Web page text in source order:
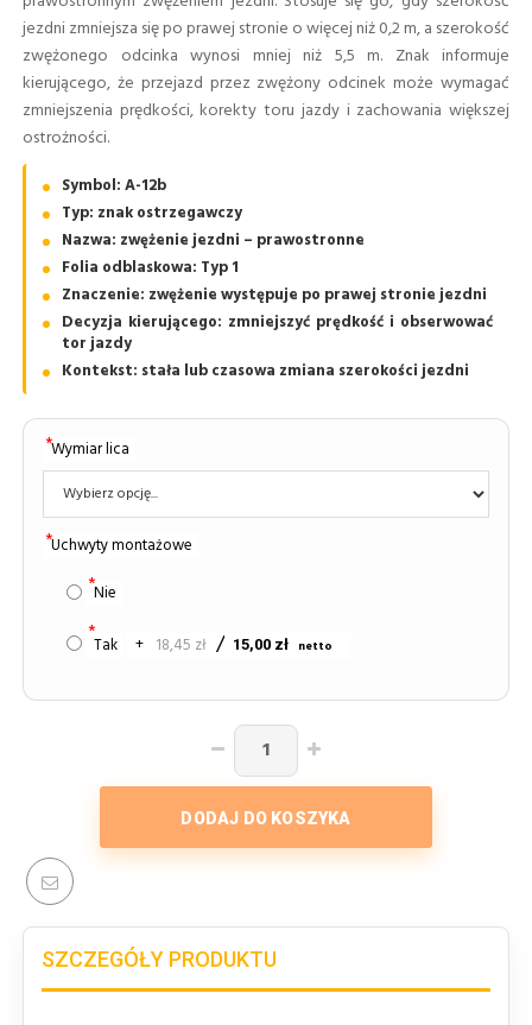
jezdni zmniejsza się po prawej stronie o więcej niż 0,2 m, a szerokość
zwężonego odcinka wynosi mniej niż 5,5 m. Znak informuje
kierującego, że przejazd przez zwężony odcinek może wymagać
zmniejszenia prędkości, korekty toru jazdy i zachowania większej
ostrożności.
Symbol: A-12b
Typ: znak ostrzegawczy
Nazwa: zwężenie jezdni – prawostronne
Folia odblaskowa: Typ 1
Znaczenie: zwężenie występuje po prawej stronie jezdni
Decyzja kierującego: zmniejszyć prędkość i obserwować
tor jazdy
Kontekst: stała lub czasowa zmiana szerokości jezdni
Wymiar lica
Uchwyty montażowe
Nie
Tak + 18,45 zł 15,00 zł
DODAJ DO KOSZYKA
SZCZEGÓŁY PRODUKTU